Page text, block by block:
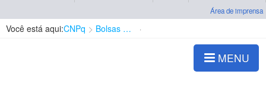
Área de imprensa
Você está aqui:CNPq Bolsas e Auxílios Vigentes
MENU